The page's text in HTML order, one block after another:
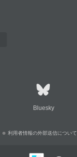
Bluesky
利用者情報の外部送信について